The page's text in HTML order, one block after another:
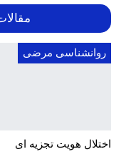
روانشناسی مرضی
اختلال هویت تجزیه ای